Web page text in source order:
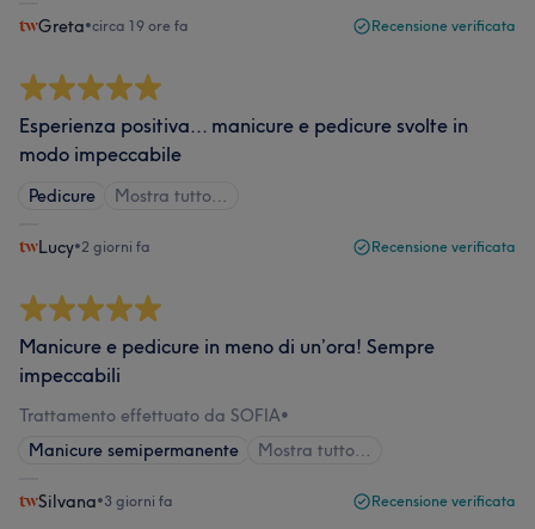
Greta•circa 19 ore fa Recensione verificata
Esperienza positiva... manicure e pedicure svolte in
modo impeccabile
Pedicure Mostra tutto…
Lucy•2 giorni fa Recensione verificata
Manicure e pedicure in meno di un’ora! Sempre
impeccabili
Trattamento effettuato da SOFIA•
Manicure semipermanente
Mostra tutto…
Silvana•3 giorni fa Recensione verificata